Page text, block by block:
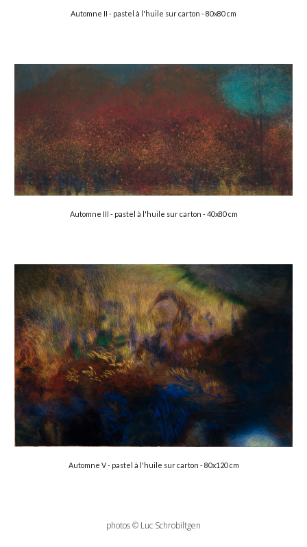
Automne II - pastel à l'huile sur carton - 80x80 cm
Automne III - pastel à l'huile sur carton - 40x80 cm
Automne V - pastel à l'huile sur carton - 80x120 cm
photos © Luc Schrobiltgen